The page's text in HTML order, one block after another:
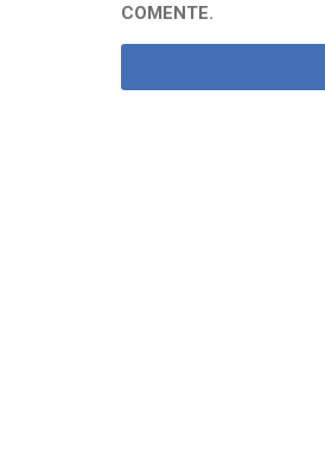
COMENTE.